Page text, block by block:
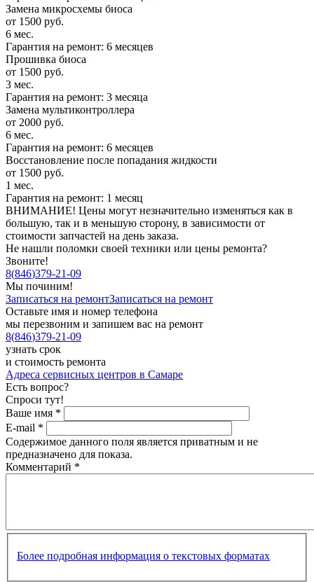
Замена микросхемы биоса
от 1500 руб.
6 мес.
Гарантия на ремонт: 6 месяцев
Прошивка биоса
от 1500 руб.
3 мес.
Гарантия на ремонт: 3 месяца
Замена мультиконтроллера
от 2000 руб.
6 мес.
Гарантия на ремонт: 6 месяцев
Восстановление после попадания жидкости
от 1500 руб.
1 мес.
Гарантия на ремонт: 1 месяц
ВНИМАНИЕ! Цены могут незначительно изменяться как в
большую, так и в меньшую сторону, в зависимости от
стоимости запчастей на день заказа.
Не нашли поломки своей техники или цены ремонта?
Звоните!
8(846)379-21-09
Мы починим!
Записаться на ремонтЗаписаться на ремонт
Оставьте имя и номер телефона
мы перезвоним и запишем вас на ремонт
8(846)379-21-09
узнать срок
и стоимость ремонта
Адреса сервисных центров в Самаре
Есть вопрос?
Спроси тут!
Ваше имя *
E-mail *
Содержимое данного поля является приватным и не
предназначено для показа.
Комментарий *
Более подробная информация о текстовых форматах